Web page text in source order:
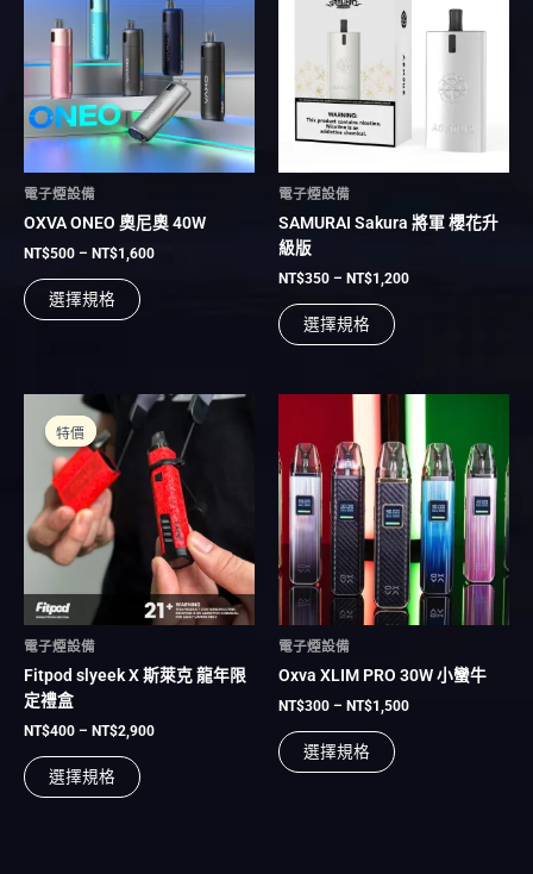
電子煙設備
OXVA ONEO 奧尼奧 40W
NT$500 – NT$1,600
圍：
NT$500
到
NT$1,600
選擇規格
有
多
種
款
式。
可
在
品
頁
選
電子煙設備
SAMURAI Sakura 將軍 櫻花升
級版
NT$350 – NT$1,200
NT$350
選擇規格
有
多
種
款
可
在
品
面
擇
特價
特價
電子煙設備
Fitpod slyeek X 斯萊克 龍年限
定禮盒
NT$400 – NT$2,900
價
範
圍：
NT$400
到
NT$2,900
選擇規格
此
產
品
有
多
款
式。
可
在
品
面
擇
電子煙設備
Oxva XLIM PRO 30W 小蠻牛
NT$300 – NT$1,500
圍：
NT$300
到
NT$1,500
選擇規格
品
有
多
種
款
式。
可
在
品
頁
選